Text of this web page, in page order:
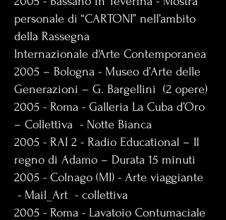
personale di “CARTONI” nell’ambito
della Rassegna
Internazionale d'Arte Contemporanea
2005 – Bologna - Museo d’Arte delle
Generazioni – G. Bargellini (2 opere)
2005 - Roma - Galleria La Cuba d’Oro
– Collettiva - Notte Bianca
2005 - RAI 2 - Radio Educational – Il
regno di Adamo – Durata 15 minuti
2005 - Colnago (MI) - Arte viaggiante
- Mail_Art - collettiva
2005 - Roma - Lavatoio Contumaciale